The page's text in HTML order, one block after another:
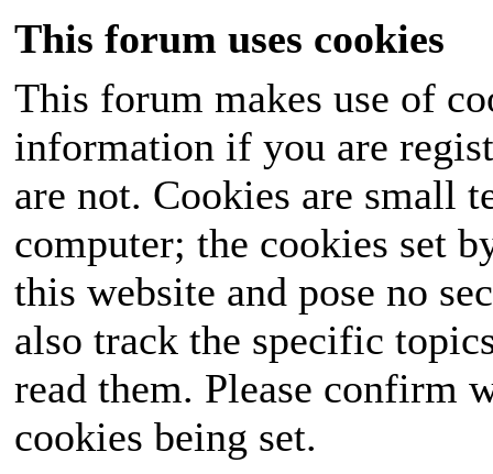
This forum uses cookies
This forum makes use of
information if you are
are not. Cookies are small
computer; the cookies set
this website and pose no
also track the specific
read them. Please confirm
cookies being set.